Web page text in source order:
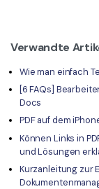
Verwandte
Wie man einfach
[6 FAQs]
Docs
PDF auf dem
Können Links in
und Lösungen
Kurzanleitung zur